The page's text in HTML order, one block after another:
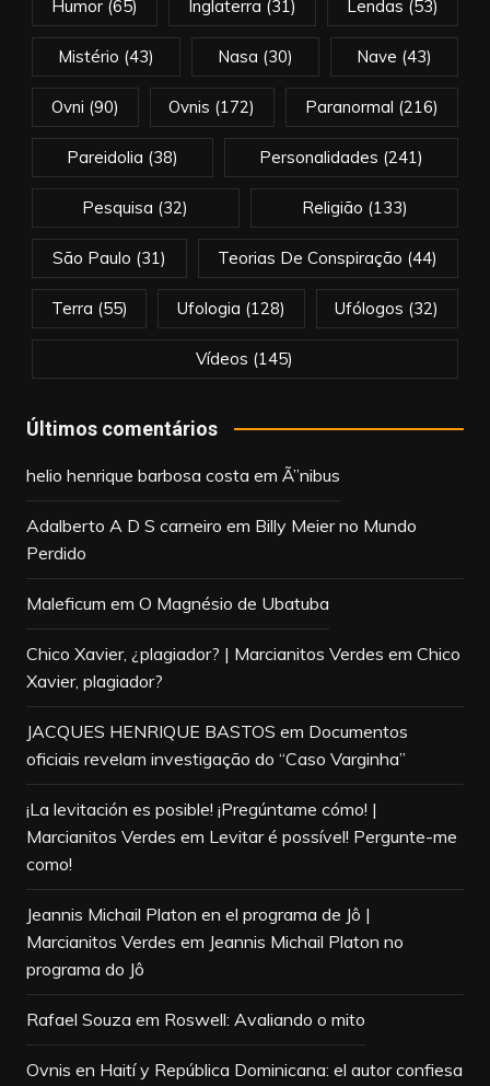
Humor(65) Inglaterra (31) Lendas (53)
Mistério (43) Nasa (30) Nave (43)
Ovni (90) Ovnis (172) Paranormal (216)
Pareidolia (38) Personalidades (241)
Pesquisa (32) Religião (133)
São Paulo (31) Teorias De Conspiração (44)
Terra (55) Ufologia (128) Ufólogos (32)
Vídeos (145)
Últimos comentários
helio henrique barbosa costa em Ã”nibus
Adalberto A D S carneiro em Billy Meier no Mundo
Perdido
Maleficum em O Magnésio de Ubatuba
Chico Xavier, ¿plagiador? | Marcianitos Verdes em Chico
Xavier, plagiador?
JACQUES HENRIQUE BASTOS em Documentos
oficiais revelam investigação do “Caso Varginha”
¡La levitación es posible! ¡Pregúntame cómo! |
Marcianitos Verdes em Levitar é possível! Pergunte-me
como!
Jeannis Michail Platon en el programa de Jô |
Marcianitos Verdes em Jeannis Michail Platon no
programa do Jô
Rafael Souza em Roswell: Avaliando o mito
Ovnis en Haití y República Dominicana: el autor confiesa